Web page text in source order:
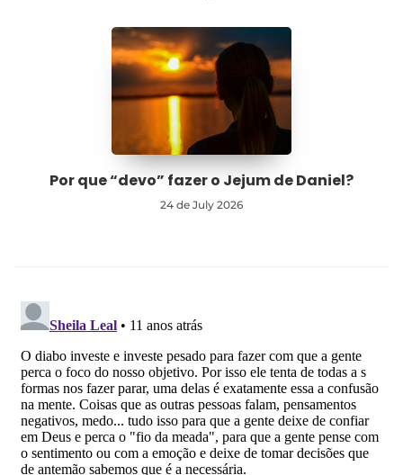
Por que “devo” fazer o Jejum de Daniel?
24 de July 2026